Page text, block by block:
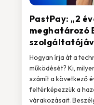
PastPay: „2
meghatározó
Hogyan írja át a
működését? Ki,
számít a következő
feltérképezzük a
várakozásait.